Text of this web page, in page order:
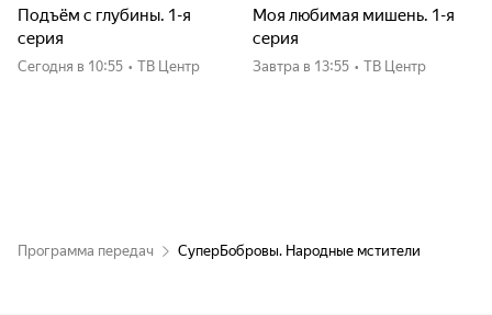
Подъём с глубины. 1-я
серия
Сегодня в 10:55 • ТВ Центр
Моя любимая мишень. 1-я
серия
Завтра в 13:55 • ТВ Центр
Программа передач СуперБобровы. Народные мстители